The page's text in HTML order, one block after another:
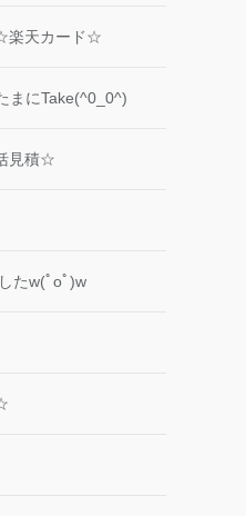
天カード☆
まにTake(^0_0^)
見積☆
たw(ﾟoﾟ)w